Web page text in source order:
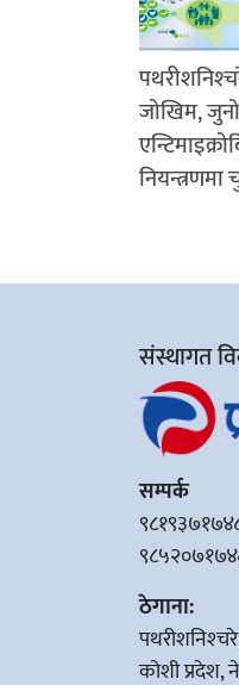
जोखिम,
नियन्त्रणमा
संस्थागत
सम्पर्क
ठेगाना:
कोशी प्रदेश,